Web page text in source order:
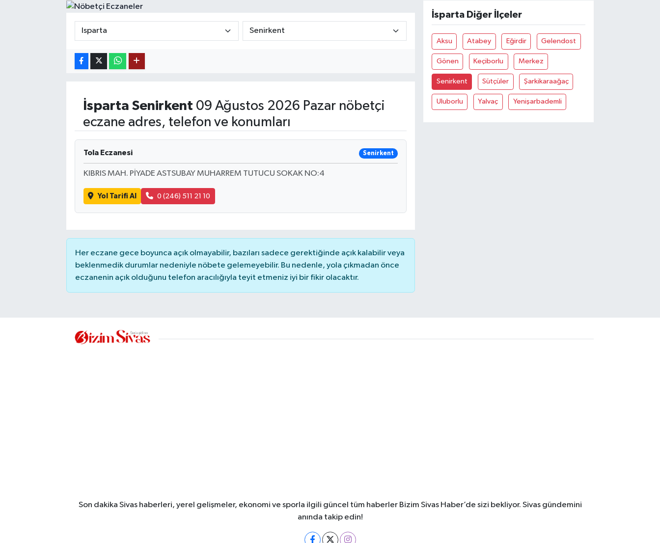
İsparta Senirkent 09 Ağustos 2026 Pazar nöbetçi
eczane adres, telefon ve konumları
Tola Eczanesi Senirkent
KIBRIS MAH. PİYADE ASTSUBAY MUHARREM TUTUCU SOKAK NO:4
Yol Tarifi Al 0 (246) 511 21 10
Her eczane gece boyunca açık olmayabilir, bazıları sadece gerektiğinde açık kalabilir veya
beklenmedik durumlar nedeniyle nöbete gelemeyebilir. Bu nedenle, yola çıkmadan önce
eczanenin açık olduğunu telefon aracılığıyla teyit etmeniz iyi bir fikir olacaktır.
İsparta Diğer İlçeler
Aksu Atabey Eğirdir Gelendost
Gönen Keçiborlu Merkez
Senirkent Sütçüler Şarkikaraağaç
Uluborlu Yalvaç Yenişarbademli
Son dakika Sivas haberleri, yerel gelişmeler, ekonomi ve sporla ilgili güncel tüm haberler Bizim Sivas Haber’de sizi bekliyor. Sivas gündemini
anında takip edin!
ÖZEL HABER
RESMİ İLANLAR
SOSYAL YARDIMLAR